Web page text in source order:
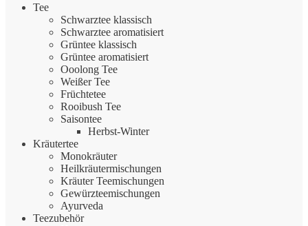
Tee
Schwarztee klassisch
Schwarztee aromatisiert
Grüntee klassisch
Grüntee aromatisiert
Ooolong Tee
Weißer Tee
Früchtetee
Rooibush Tee
Saisontee
Herbst-Winter
Kräutertee
Monokräuter
Heilkräutermischungen
Kräuter Teemischungen
Gewürzteemischungen
Ayurveda
Teezubehör